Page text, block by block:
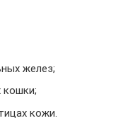
желез;
кошки;
кожи.